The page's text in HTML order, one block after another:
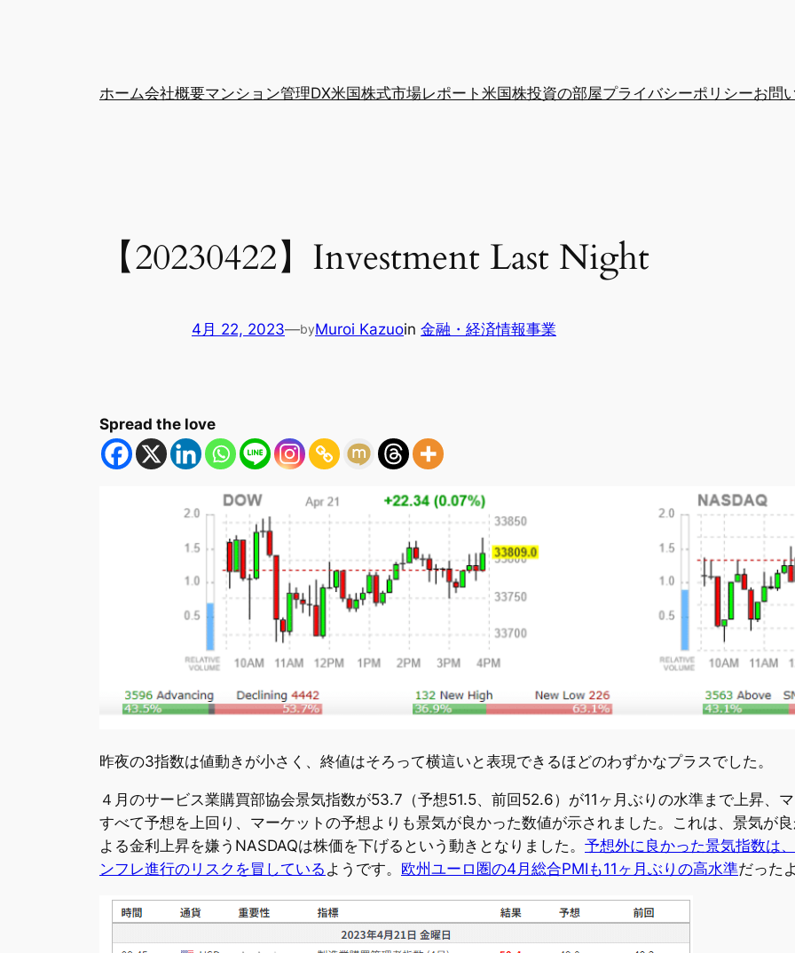
ホーム会社概要マンション管理DX米国株式市場レポート 米国株投資の部屋プライバシーポリシーお問
【20230422】Investment Last Night
4月 22, 2023—byMuroi Kazuoin 金融・経済情報事業
Spread the love
昨夜の3指数は値動きが小さく、終値はそろって横這いと表現できるほどのわずかなプラスでした。
４月のサービス業購買部協会景気指数が53.7（予想51.5、前回52.6）が11ヶ月ぶりの水準まで上昇、
すべて予想を上回り、マーケットの予想よりも景気が良かった数値が示されました。これは、景気が
よる金利上昇を嫌うNASDAQは株価を下げるという動きとなりました。 予想外に良かった景気指数は
ンフレ進行のリスクを冒している ようです。 欧州ユーロ圏の4月総合PMIも11ヶ月ぶりの高水準だった